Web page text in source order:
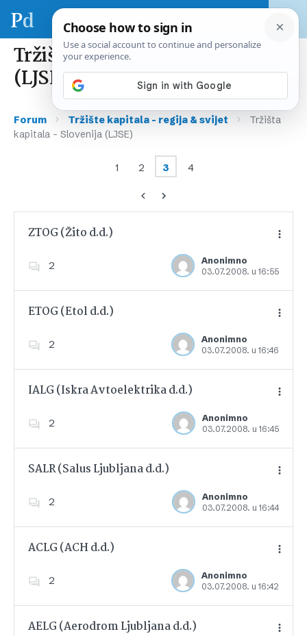
Tržišta kapitala – Slovenija
(LJSE)
Forum › Tržište kapitala – regija & svijet ›
Tržišta
kapitala – Slovenija (LJSE)
1 2 3 4
ZTOG (Žito d.d.)
2
Anonimno
03.07.2008. u 16:55
Dodajte u favorite
ETOG (Etol d.d.)
2
Anonimno
03.07.2008. u 16:46
Dodajte u favorite
IALG (Iskra Avtoelektrika d.d.)
2
Anonimno
03.07.2008. u 16:45
Dodajte u favorite
SALR (Salus Ljubljana d.d.)
2
Anonimno
03.07.2008. u 16:44
Dodajte u favorite
ACLG (ACH d.d.)
2
Anonimno
03.07.2008. u 16:42
Dodajte u favorite
AELG (Aerodrom Ljubljana d.d.)